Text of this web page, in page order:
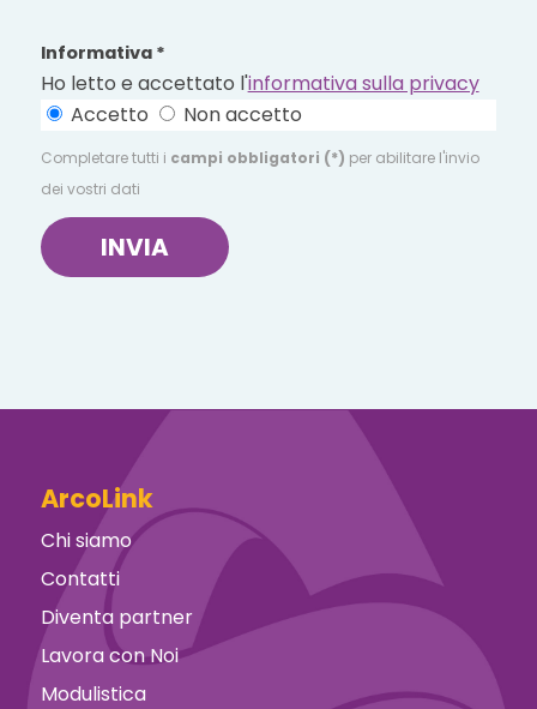
Informativa *
Ho letto e accettato l'informativa sulla privacy
Accetto
Non accetto
Completare tutti i campi obbligatori (*) per abilitare l'invio
dei vostri dati
INVIA
ArcoLink
Chi siamo
Contatti
Diventa partner
Lavora con Noi
Modulistica